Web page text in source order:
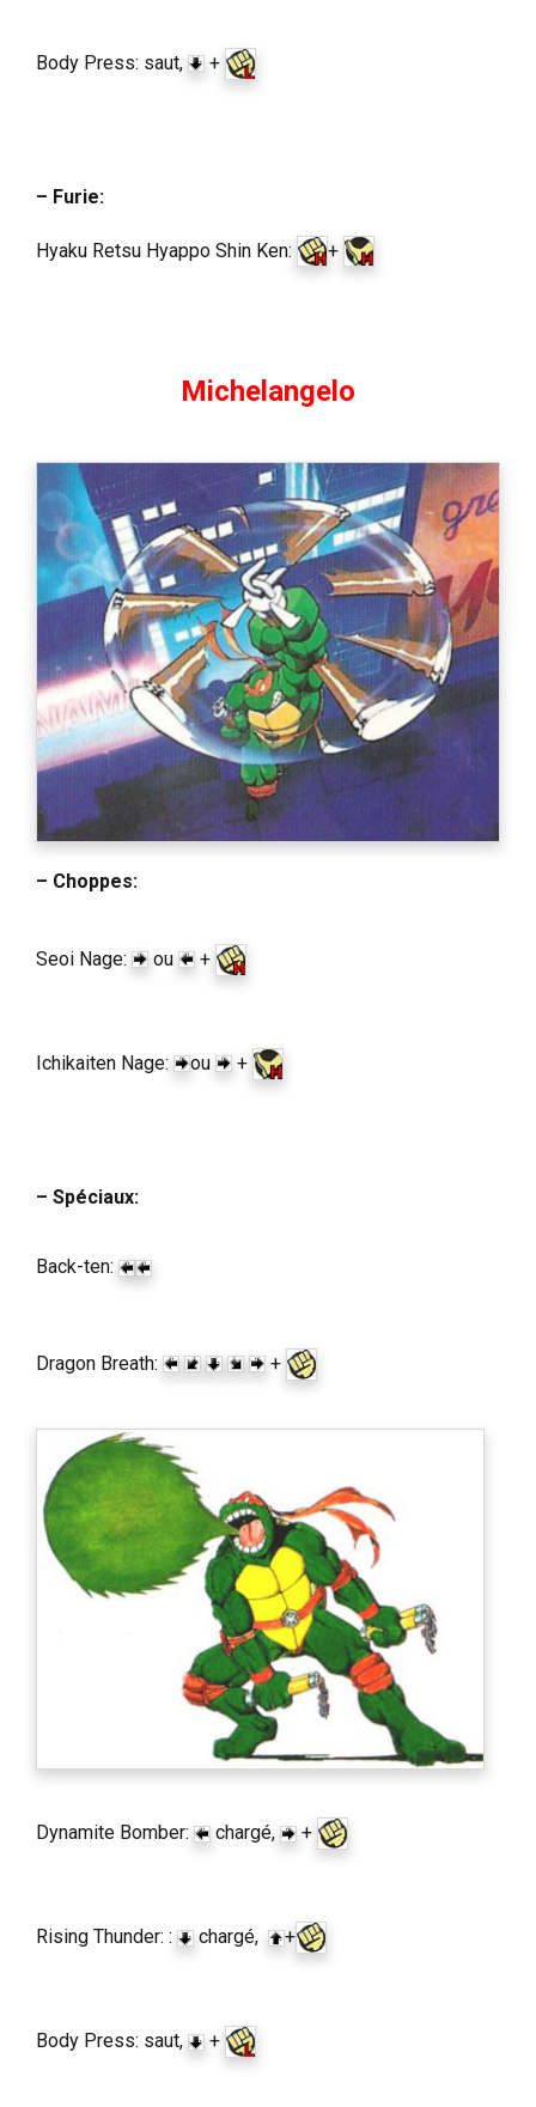
Body Press: saut, +
– Furie:
Hyaku Retsu Hyappo Shin Ken: +
Michelangelo
– Choppes:
Seoi Nage: ou +
Ichikaiten Nage: ou +
– Spéciaux:
Back-ten:
Dragon Breath: +
Dynamite Bomber: chargé, +
Rising Thunder: : chargé, +
Body Press: saut, +